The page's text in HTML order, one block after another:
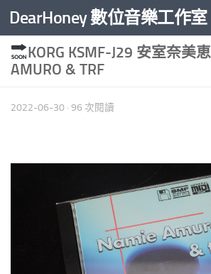
Skip to content
DearHoney 數位音樂工作室
KORG KSMF-J29 安室奈美
AMURO & TRF
2022-06-30 · 96 次閱讀